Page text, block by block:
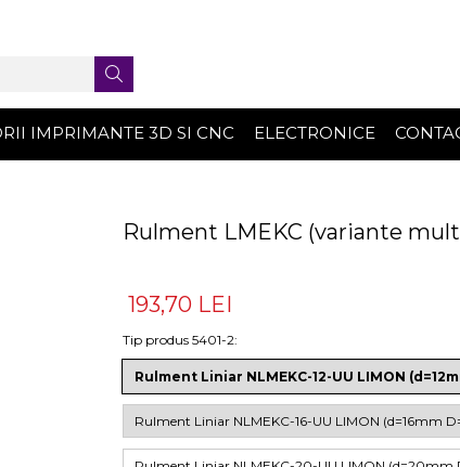
IMPRIMANTE 3D SI CNC ELECTRONICE
Rulment LMEKC (variante
193,70 LEI
Tip produs 5401-2:
Rulment Liniar NLMEKC-12-UU LIMON
Rulment Liniar NLMEKC-16-UU LIMON (d=16mm